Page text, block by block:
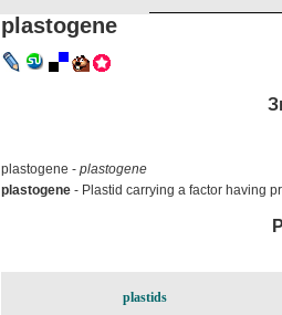
plastogene
plastogene - plastogene
plastogene - Plastid carrying a factor having
plastids